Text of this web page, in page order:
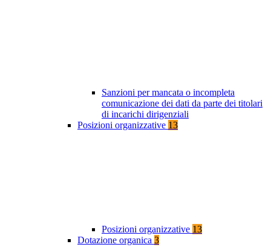
Sanzioni per mancata o incompleta
comunicazione dei dati da parte dei titolari
di incarichi dirigenziali
Posizioni organizzative 13
Posizioni organizzative 13
Dotazione organica 3